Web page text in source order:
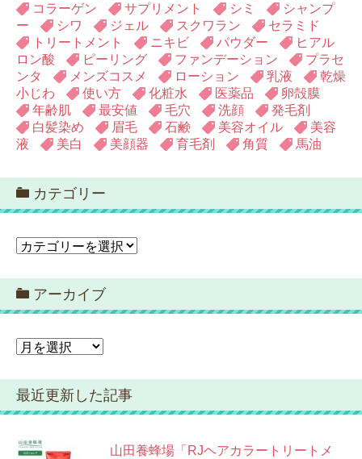
コラーゲン
サプリメント シミ
シャンプ
ー
シワ ジェル スクワラン
セラミド
トリートメント
ニキビ パウダー
ヒアル
ロン酸
ピーリング ファンデーション
プラセ
ンタ
メンズコスメ ローション 乳液
乾燥
小じわ
使い方 化粧水 医薬品
卵殻膜
年齢肌
最安値 毛穴 洗顔
発毛剤
白髪染め
眉毛 石鹸 美容オイル
美容
液
美白 美顔器 育毛剤 角質 馬油
カテゴリー
カ
ゴ
リ
ー
アーカイブ
ア
カ
イ
ブ
最近更新した記事
山田養蜂場「RJヘアカラートリートメ